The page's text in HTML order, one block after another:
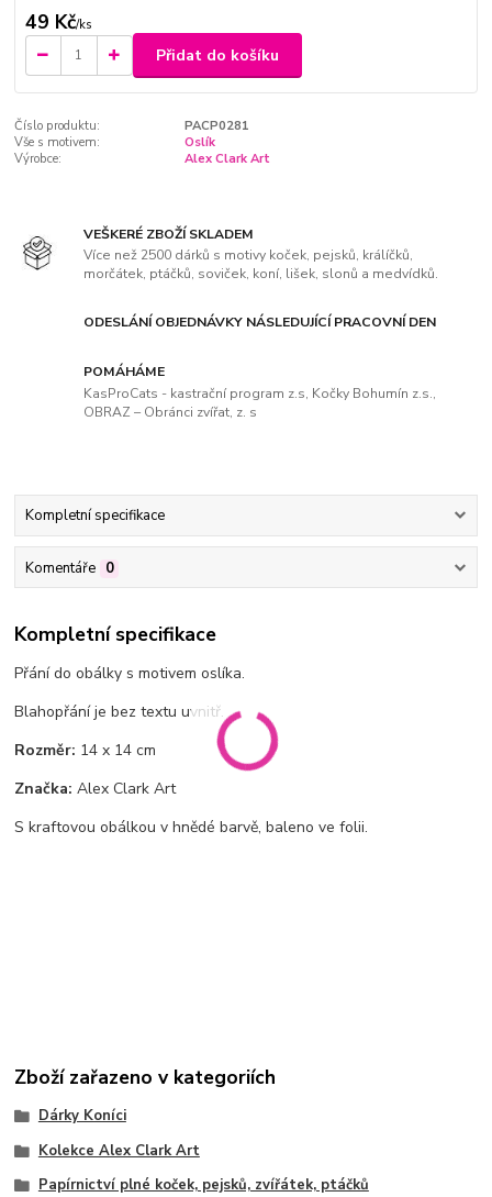
49 Kč/ks
Přidat do košíku
Číslo produktu:
PACP0281
Vše s motivem:
Oslík
Výrobce:
Alex Clark Art
VEŠKERÉ ZBOŽÍ SKLADEM
Více než 2500 dárků s motivy koček, pejsků, králíčků,
morčátek, ptáčků, soviček, koní, lišek, slonů a medvídků.
ODESLÁNÍ OBJEDNÁVKY NÁSLEDUJÍCÍ PRACOVNÍ DEN
POMÁHÁME
KasProCats - kastrační program z.s, Kočky Bohumín z.s.,
OBRAZ – Obránci zvířat, z. s
Kompletní specifikace
Komentáře 0
Kompletní specifikace
Přání do obálky s motivem oslíka.
Blahopřání je bez textu uvnitř.
Rozměr: 14 x 14 cm
Značka: Alex Clark Art
S kraftovou obálkou v hnědé barvě, baleno ve folii.
Zboží zařazeno v kategoriích
Dárky Koníci
Kolekce Alex Clark Art
Papírnictví plné koček, pejsků, zvířátek, ptáčků